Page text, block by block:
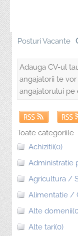
Posturi Vacante
Adauga CV-ul
angajatorii te vor
angajatorului pe
Toate categoriile
Achizitii(0)
Administratie
Agricultura /
Alimentatie /
Alte
Alte tari(0)